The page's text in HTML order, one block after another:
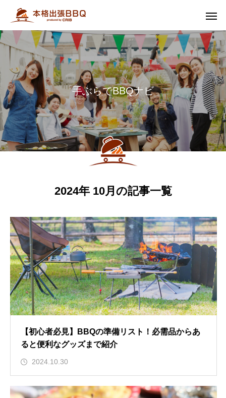
手ぶらでBBQナ ビ
2024年 10月の記事一覧
【初心者必見】BBQの準備リスト！必需品からあ
ると便利なグッズまで紹介
2024.10.30